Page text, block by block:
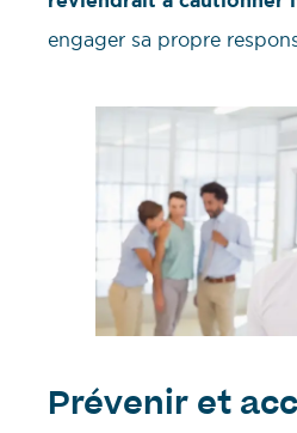
engager sa propre
Prévenir et